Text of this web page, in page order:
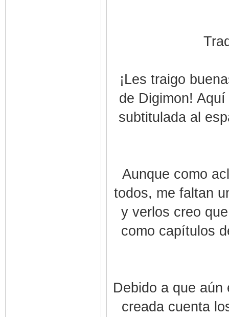
¡Les traigo
de Digimon!
subtitulada al
Aunque como
todos, me faltan
y verlos creo
como capítulos
Debido a que
creada cuenta